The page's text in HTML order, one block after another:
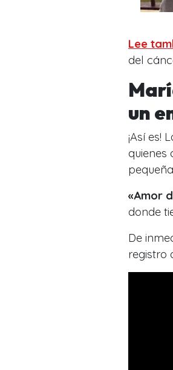
Lee
del
un
¡Así es!
quienes
pequeña
«Amor
donde
De
registro